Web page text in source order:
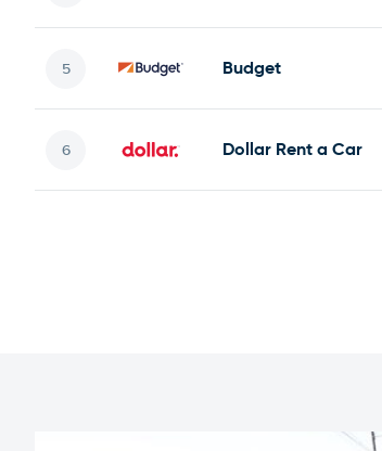
Budget
Dollar Rent a Car